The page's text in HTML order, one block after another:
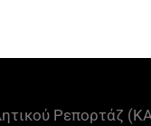
Ρεπορτάζ